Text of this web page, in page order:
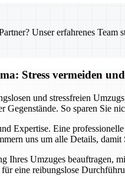
Unser erfahrenes
Stress vermeiden
und stressfreien
Gegenstände. So sparen Sie
Expertise. Eine
uns um alle Details, damit
Ihres Umzuges beauftragen,
eine reibungslose